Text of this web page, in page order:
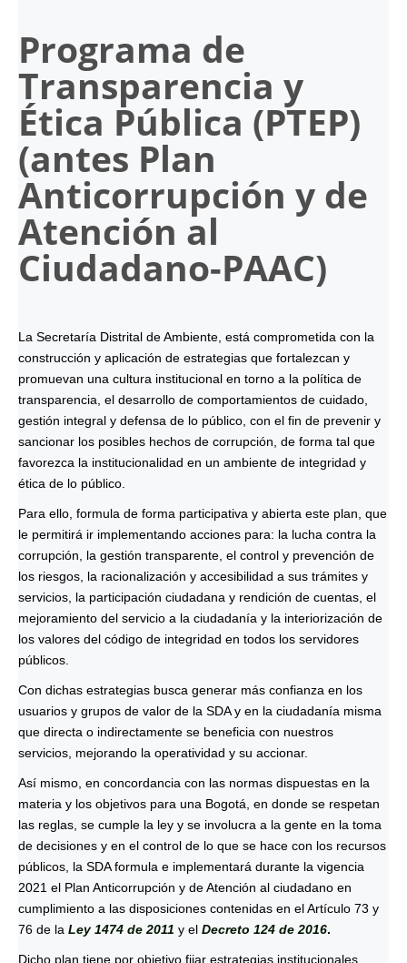
Programa de
Transparencia y
Ética Pública (PTEP)
(antes Plan
Anticorrupción y de
Atención al
Ciudadano-PAAC)
La Secretaría Distrital de Ambiente, está comprometida con la
construcción y aplicación de estrategias que fortalezcan y
promuevan una cultura institucional en torno a la política de
transparencia, el desarrollo de comportamientos de cuidado,
gestión integral y defensa de lo público, con el fin de prevenir y
sancionar los posibles hechos de corrupción, de forma tal que
favorezca la institucionalidad en un ambiente de integridad y
ética de lo público.
Para ello, formula de forma participativa y abierta este plan, que
le permitirá ir implementando acciones para: la lucha contra la
corrupción, la gestión transparente, el control y prevención de
los riesgos, la racionalización y accesibilidad a sus trámites y
servicios, la participación ciudadana y rendición de cuentas, el
mejoramiento del servicio a la ciudadanía y la interiorización de
los valores del código de integridad en todos los servidores
públicos.
Con dichas estrategias busca generar más confianza en los
usuarios y grupos de valor de la SDA y en la ciudadanía misma
que directa o indirectamente se beneficia con nuestros
servicios, mejorando la operatividad y su accionar.
Así mismo, en concordancia con las normas dispuestas en la
materia y los objetivos para una Bogotá, en donde se respetan
las reglas, se cumple la ley y se involucra a la gente en la toma
de decisiones y en el control de lo que se hace con los recursos
públicos, la SDA formula e implementará durante la vigencia
2021 el Plan Anticorrupción y de Atención al ciudadano en
cumplimiento a las disposiciones contenidas en el Artículo 73 y
76 de la Ley 1474 de 2011 y el Decreto 124 de 2016.
Dicho plan tiene por objetivo fijar estrategias institucionales,